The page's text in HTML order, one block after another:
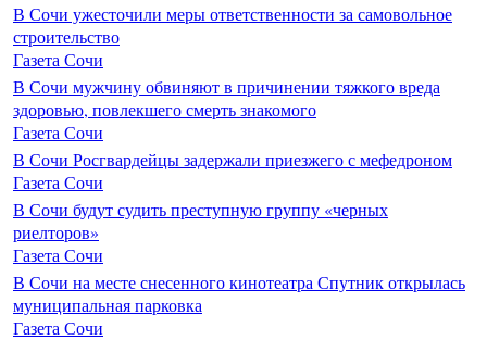
В Сочи ужесточили меры ответственности за самовольное
строительство
Газета Сочи
В Сочи мужчину обвиняют в причинении тяжкого вреда
здоровью, повлекшего смерть знакомого
Газета Сочи
В Сочи Росгвардейцы задержали приезжего с мефедроном
Газета Сочи
В Сочи будут судить преступную группу «черных
риелторов»
Газета Сочи
В Сочи на месте снесенного кинотеатра Спутник открылась
муниципальная парковка
Газета Сочи